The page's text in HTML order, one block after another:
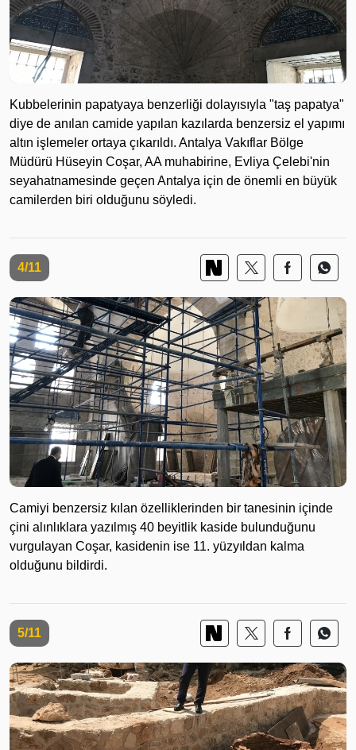
Kubbelerinin papatyaya benzerliği dolayısıyla "taş papatya"
diye de anılan camide yapılan kazılarda benzersiz el yapımı
altın işlemeler ortaya çıkarıldı. Antalya Vakıflar Bölge
Müdürü Hüseyin Coşar, AA muhabirine, Evliya Çelebi'nin
seyahatnamesinde geçen Antalya için de önemli en büyük
camilerden biri olduğunu söyledi.
4/11
Camiyi benzersiz kılan özelliklerinden bir tanesinin içinde
çini alınlıklara yazılmış 40 beyitlik kaside bulunduğunu
vurgulayan Coşar, kasidenin ise 11. yüzyıldan kalma
olduğunu bildirdi.
5/11